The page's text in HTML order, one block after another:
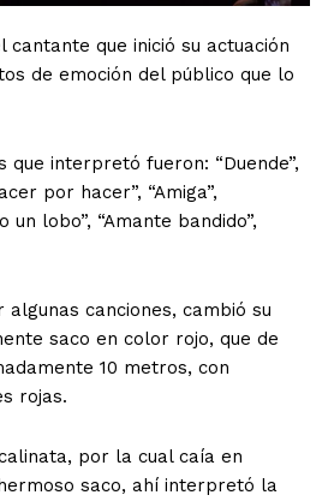
cantante que inició su actuación
de emoción del público que lo
que interpretó fueron: “Duende”,
por hacer”, “Amiga”,
un lobo”, “Amante bandido”,
canciones, cambió su
saco en color rojo, que de
10 metros, con
rojas.
por la cual caía en
saco, ahí interpretó la